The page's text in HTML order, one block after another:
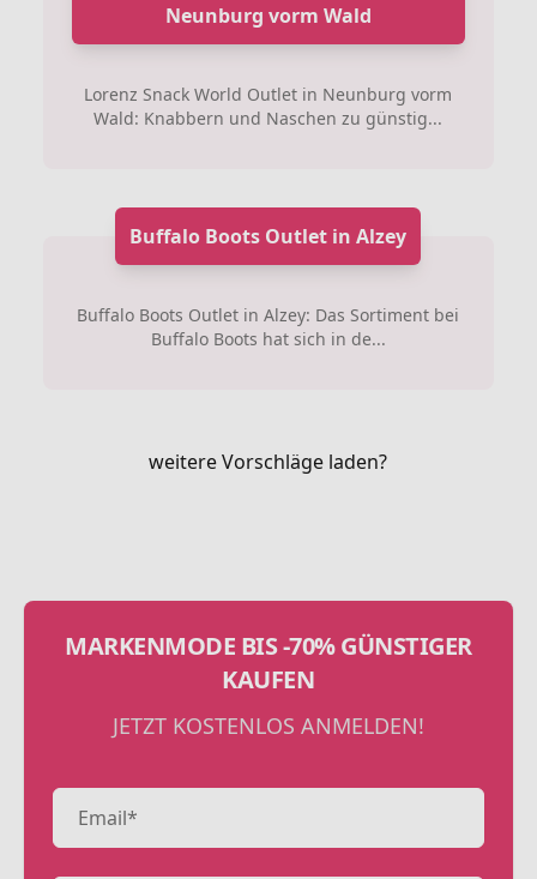
Neunburg vorm Wald
Lorenz Snack World Outlet in Neunburg vorm
Wald: Knabbern und Naschen zu günstig...
Buffalo Boots Outlet in Alzey
Buffalo Boots Outlet in Alzey: Das Sortiment bei
Buffalo Boots hat sich in de...
weitere Vorschläge laden?
MARKENMODE BIS -70% GÜNSTIGER
KAUFEN
JETZT KOSTENLOS ANMELDEN!